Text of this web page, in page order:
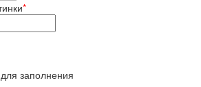
*
заполнения